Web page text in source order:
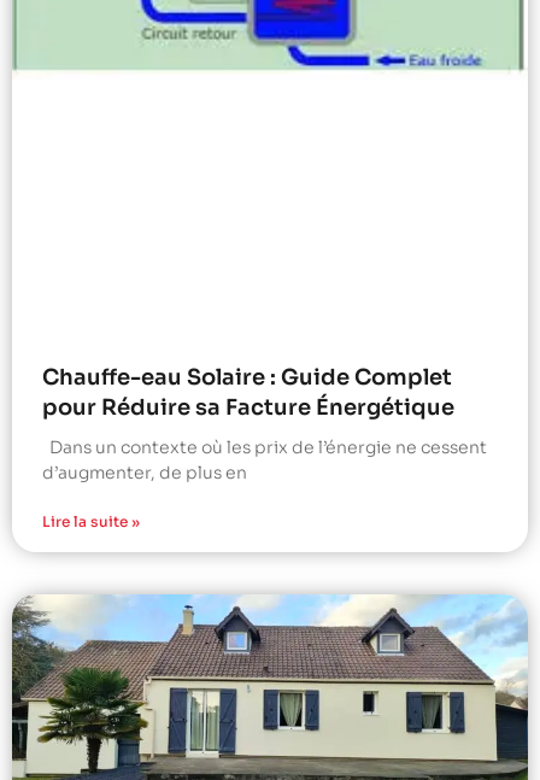
Chauffe-eau Solaire : Guide Complet
pour Réduire sa Facture Énergétique
Dans un contexte où les prix de l’énergie ne cessent
d’augmenter, de plus en
Lire la suite »